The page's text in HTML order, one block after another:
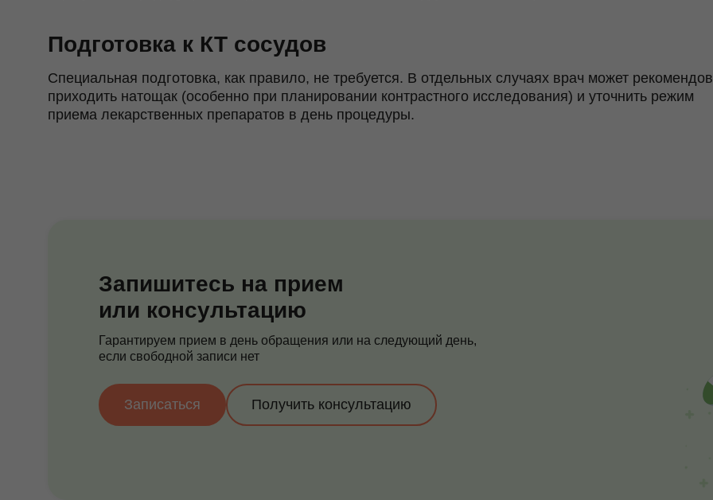
Подготовка к КТ сосудов
Специальная подготовка, как правило, не требуется. В отдельных случаях врач может
приходить натощак (особенно при планировании контрастного исследования) и уточнить режим
приема лекарственных препаратов в день процедуры.
Запишитесь на прием
или консультацию
Гарантируем прием в день обращения или на следующий день,
если свободной записи нет
Записаться Получить консультацию